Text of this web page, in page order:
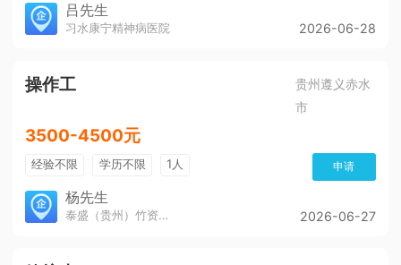
吕先生
习水康宁精神病医院 2026-06-28
操作工
贵州遵义赤水
市
3500-4500元
经验不限 学历不限 1人 申请
杨先生
泰盛（贵州）竹资源发展有限公司 2026-06-27